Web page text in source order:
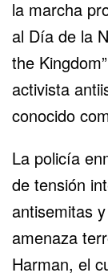
la marcha
al Día de la
the
activista
conocido
La policía
de tensión
antisemitas
amenaza
Harman, el